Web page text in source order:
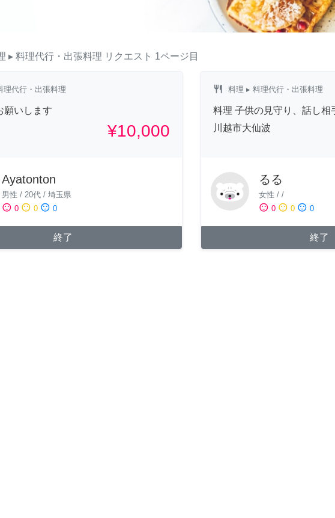
▸ 料理代行・出張料理 リクエスト 1ページ目
理代行・出張料理
願いします
¥10,000
Ayatonton
男性 / 20代 / 埼玉県
sentiment_satisfied 0 sentiment_neutral 0 sentiment_dissatisfied 0
終了
restaurant 料理 ▸ 料理代行・出張料理
料理 子供の見守り、話し相
川越市大仙波
るる
女性 / /
sentiment_satisfied 0 sentiment_neutral 0 sentiment_dissatisfied 0
終了